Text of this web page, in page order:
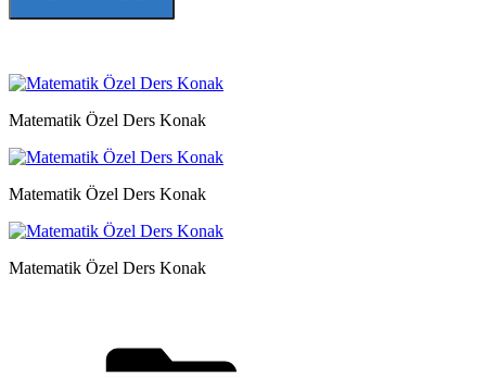
Matematik Özel Ders Konak
Matematik Özel Ders Konak
Matematik Özel Ders Konak